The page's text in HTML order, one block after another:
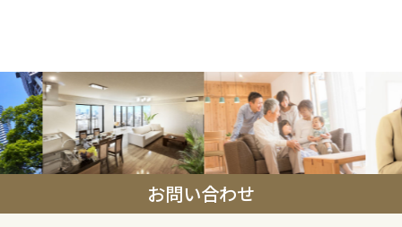
お問い合わせ